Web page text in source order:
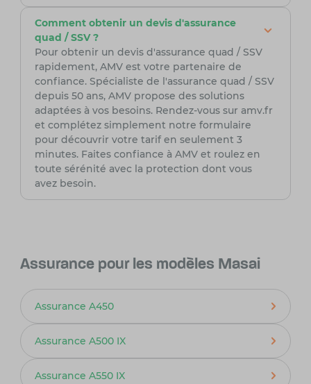
Comment obtenir un devis d'assurance
quad / SSV ?
Pour obtenir un devis d'assurance quad / SSV
rapidement, AMV est votre partenaire de
confiance. Spécialiste de l'assurance quad / SSV
depuis 50 ans, AMV propose des solutions
adaptées à vos besoins. Rendez-vous sur amv.fr
et complétez simplement notre formulaire
pour découvrir votre tarif en seulement 3
minutes. Faites confiance à AMV et roulez en
toute sérénité avec la protection dont vous
avez besoin.
Assurance pour les modèles Masai
Assurance A450
Assurance A500 IX
Assurance A550 IX